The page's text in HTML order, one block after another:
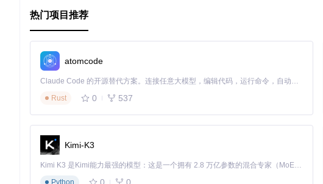
通过以上步骤，您可以快速启动并使用 Plumemo 博客系统，享受前后端分离
热门项目推荐
atomcode
Claude Code 的开源替代方案。连接任意大模型，编辑代码，运行命令，自动验证 — 全自动执行。用 Rust 构建，极致性能。 ｜ An open-source alternative to Claude Code. Connect any LLM, edit code, run commands, and verify changes — autonomously. Built in Rust for speed. Get Started
Rust
0 537
Kimi-K3
Kimi K3 是Kimi能力最强的模型：这是一个拥有 2.8 万亿参数的混合专家（MoE）模型，具备原生视觉理解能力，并支持 100 万 token 的上下文窗口。
Python
0 0